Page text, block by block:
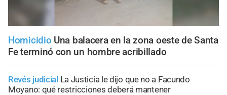
Homicidio Una balacera en la zona oeste de Santa
Fe terminó con un hombre acribillado
Revés judicial La Justicia le dijo que no a Facundo
Moyano: qué restricciones deberá mantener